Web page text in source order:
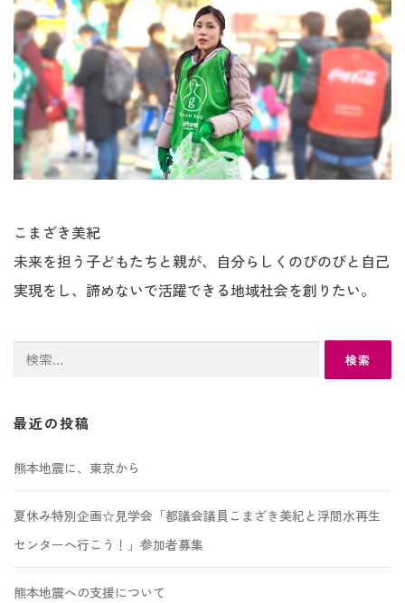
こまざき美紀
未来を担う子どもたちと親が、自分らしくのびのびと自己
実現をし、諦めないで活躍できる地域社会を創りたい。
検
最近の投稿
熊本地震に、東京から
夏休み特別企画☆見学会「都議会議員こまざき美紀と浮間水再生
センターへ行こう！」参加者募集
熊本地震への支援について